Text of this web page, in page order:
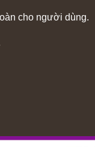
cho người dùng.